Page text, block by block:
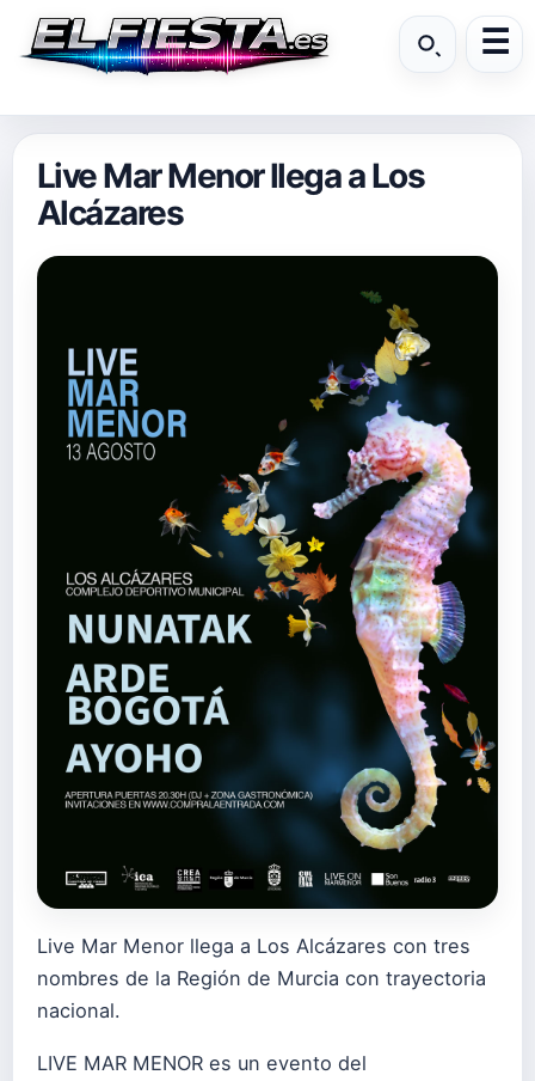
Live Mar Menor llega a Los
Alcázares
Live Mar Menor llega a Los Alcázares con tres
nombres de la Región de Murcia con trayectoria
nacional.
LIVE MAR MENOR es un evento del